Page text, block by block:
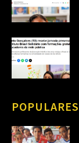
POPULARES